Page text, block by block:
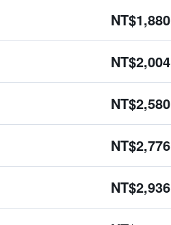
NT$1,880
NT$2,004
NT$2,580
NT$2,776
NT$2,936